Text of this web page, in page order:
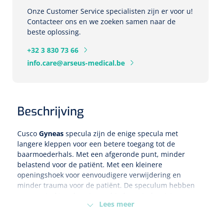
Eethulpmiddelen
Bestek
Eetplateau's
Slabben
Borden
Drinkhulpmiddelen
Opzetstukken voor bekers
Urologie
Nopa
Onze Customer Service specialisten zijn er voor u!
Contacteer ons en we zoeken samen naar de
beste oplossing.
+32 3 830 73 66
info.care@arseus-medical.be
Beschrijving
Lees meer
Cusco Gyneas specula zijn de enige specula met
langere kleppen voor een betere toegang tot de
baarmoederhals. Met een afgeronde punt, minder
belastend voor de patiënt. Met een kleinere
openingshoek voor eenvoudigere verwijdering en
minder trauma voor de patiënt. De speculum hebben
toe te klappen en een beter blokkade van de schroef.